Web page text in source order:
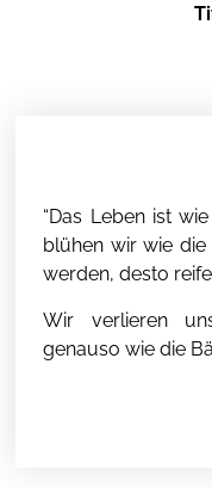
“Das Leben ist
blühen wir wie
werden, desto
Wir verlieren
genauso wie die